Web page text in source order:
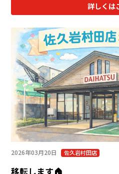
詳しくは
2026年03月20日 佐久岩村田店
移転します🏠